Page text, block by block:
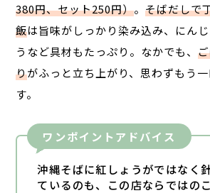
380円、セット250円）。そばだしで
飯は旨味がしっかり染み込み、にん
うなど具材もたっぷり。なかでも、
りがふっと立ち上がり、思わずもう
す。
ワンポイントアドバイス
沖縄そばに紅しょうがではなく
ているのも、この店ならではの